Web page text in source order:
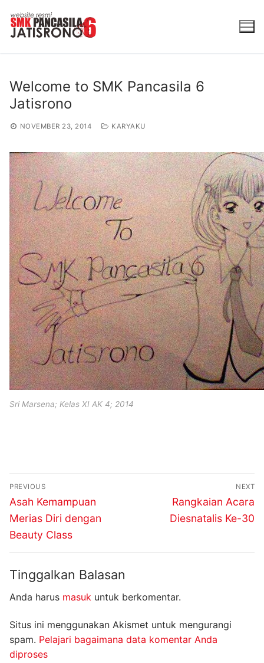
konten
Welcome to SMK Pancasila 6
Jatisrono
NOVEMBER 23, 2014 KARYAKU
Sri Marsena; Kelas XI AK 4; 2014
Navigasi
pos
PREVIOUS
Previous
post:
Asah Kemampuan
Merias Diri dengan
Beauty Class
NEXT
Next
post:
Rangkaian Acara
Diesnatalis Ke-30
Tinggalkan Balasan
Anda harus masuk untuk berkomentar.
Situs ini menggunakan Akismet untuk mengurangi
spam. Pelajari bagaimana data komentar Anda
diproses